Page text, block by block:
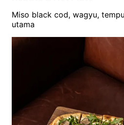
Miso black cod, wagyu,
utama